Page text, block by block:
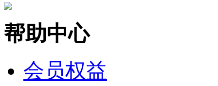
帮助中心
会员权益